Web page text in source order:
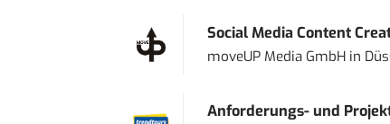
Social Media Content
moveUP Media GmbHin
Anforderungs- und